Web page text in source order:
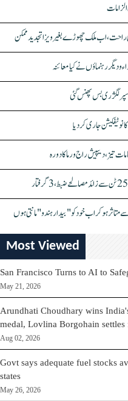
دیگر رہنماؤں نے کیا معائنہ
سپر لگژری بس پھنس گئی
تیز، دیپیش راج ورما کا دورہ
ہو کر اب خود کو "بیدار ہندو" مانتی ہوں
Most Viewed
San Francisco Turns to AI to
May 21, 2026
Arundhati Choudhary wins
medal, Lovlina Borgohain
Aug 02, 2026
Govt says adequate fuel stocks
states
May 26, 2026